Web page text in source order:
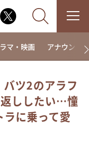
すとものいたっ
マ・映画 アナウンサー
バツ2のアラフ
ししたい…憧
に乗って愛